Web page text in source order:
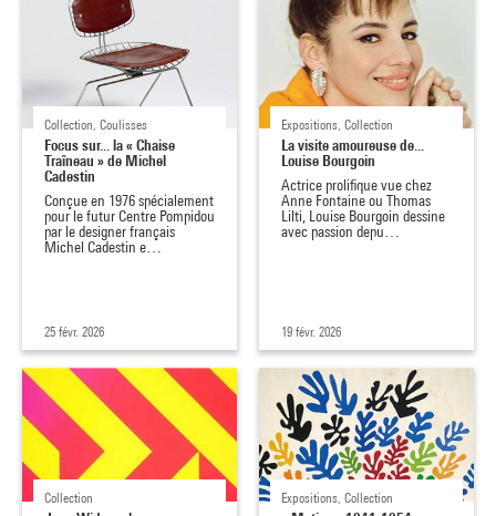
Collection, Coulisses
Focus sur... la « Chaise
Traîneau » de Michel
Cadestin
Conçue en 1976 spécialement
pour le futur Centre Pompidou
par le designer français
Michel Cadestin e…
25 févr. 2026
Expositions, Collection
La visite amoureuse de...
Louise Bourgoin
Actrice prolifique vue chez
Anne Fontaine ou Thomas
Lilti, Louise Bourgoin dessine
avec passion depu…
19 févr. 2026
Collection Expositions, Collection